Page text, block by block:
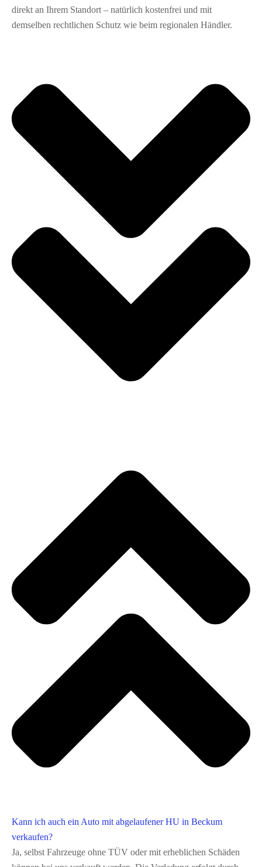
direkt an Ihrem Standort – natürlich kostenfrei und mit
demselben rechtlichen Schutz wie beim regionalen Händler.
Kann ich auch ein Auto mit abgelaufener HU in Beckum
verkaufen?
Ja, selbst Fahrzeuge ohne TÜV oder mit erheblichen Schäden